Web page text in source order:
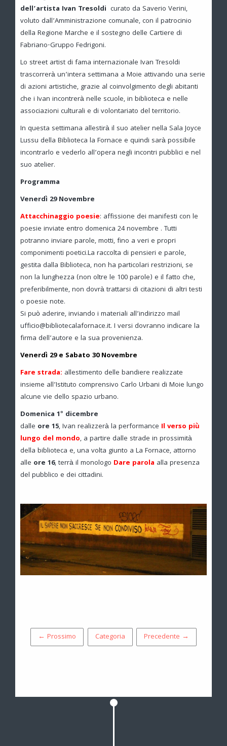
dell’artista Ivan Tresoldi curato da Saverio Verini,
voluto dall’Amministrazione comunale, con il patrocinio
della Regione Marche e il sostegno delle Cartiere di
Fabriano-Gruppo Fedrigoni.
Lo street artist di fama internazionale Ivan Tresoldi
trascorrerà un’intera settimana a Moie attivando una serie
di azioni artistiche, grazie al coinvolgimento degli abitanti
che i Ivan incontrerà nelle scuole, in biblioteca e nelle
associazioni culturali e di volontariato del territorio.
In questa settimana allestirà il suo atelier nella Sala Joyce
Lussu della Biblioteca la Fornace e quindi sarà possibile
incontrarlo e vederlo all’opera negli incontri pubblici e nel
suo atelier.
Programma
Venerdì 29 Novembre
Attacchinaggio poesie: affissione dei manifesti con le
poesie inviate entro domenica 24 novembre . Tutti
potranno inviare parole, motti, fino a veri e propri
componimenti poetici.La raccolta di pensieri e parole,
gestita dalla Biblioteca, non ha particolari restrizioni, se
non la lunghezza (non oltre le 100 parole) e il fatto che,
preferibilmente, non dovrà trattarsi di citazioni di altri testi
o poesie note.
Si può aderire, inviando i materiali all’indirizzo mail
ufficio@bibliotecalafornace.it. I versi dovranno indicare la
firma dell’autore e la sua provenienza.
Venerdì 29 e Sabato 30 Novembre
Fare strada: allestimento delle bandiere realizzate
insieme all’Istituto comprensivo Carlo Urbani di Moie lungo
alcune vie dello spazio urbano.
Domenica 1° dicembre
dalle ore 15, Ivan realizzerà la performance Il verso più
lungo del mondo, a partire dalle strade in prossimità
della biblioteca e, una volta giunto a La Fornace, attorno
alle ore 16, terrà il monologo Dare parola alla presenza
del pubblico e dei cittadini.
← Prossimo Categoria Precedente →